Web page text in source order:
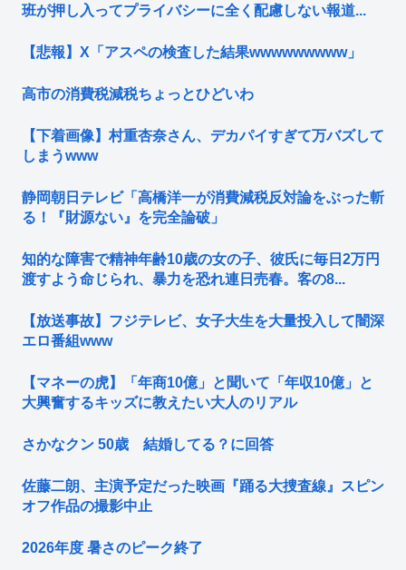
班が押し入ってプライバシーに全く配慮しない報道...
【悲報】X「アスペの検査した結果wwwwwwwww」
高市の消費税減税ちょっとひどいわ
【下着画像】村重杏奈さん、デカパイすぎて万バズして
しまうwww
静岡朝日テレビ「高橋洋一が消費減税反対論をぶった斬
る！『財源ない』を完全論破」
知的な障害で精神年齢10歳の女の子、彼氏に毎日2万円
渡すよう命じられ、暴力を恐れ連日売春。客の8...
【放送事故】フジテレビ、女子大生を大量投入して闇深
エロ番組www
【マネーの虎】「年商10億」と聞いて「年収10億」と
大興奮するキッズに教えたい大人のリアル
さかなクン 50歳 結婚してる？に回答
佐藤二朗、主演予定だった映画『踊る大捜査線』スピン
オフ作品の撮影中止
2026年度 暑さのピーク終了